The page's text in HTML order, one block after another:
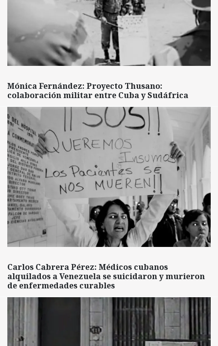
Mónica Fernández: Proyecto Thusano:
colaboración militar entre Cuba y Sudáfrica
Carlos Cabrera Pérez: Médicos cubanos
alquilados a Venezuela se suicidaron y murieron
de enfermedades curables